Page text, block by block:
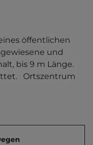
öffentlichen
und
bis 9 m Länge.
Ortszentrum
12/0.